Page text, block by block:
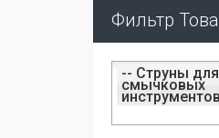
Фильтр
-- Струны для
смычковых
инструментов